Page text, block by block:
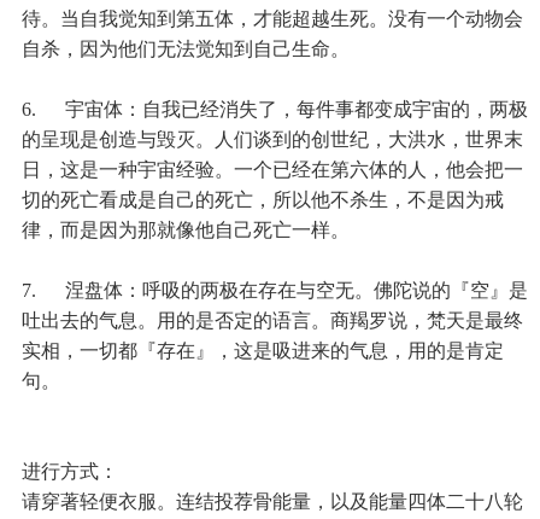
待。当自我觉知到第五体，才能超越生死。没有一个动物会
自杀，因为他们无法觉知到自己生命。
6. 宇宙体：自我已经消失了，每件事都变成宇宙的，两极
的呈现是创造与毁灭。人们谈到的创世纪，大洪水，世界末
日，这是一种宇宙经验。一个已经在第六体的人，他会把一
切的死亡看成是自己的死亡，所以他不杀生，不是因为戒
律，而是因为那就像他自己死亡一样。
7. 涅盘体：呼吸的两极在存在与空无。佛陀说的『空』是
吐出去的气息。用的是否定的语言。商羯罗说，梵天是最终
实相，一切都『存在』，这是吸进来的气息，用的是肯定
句。
进行方式：
请穿著轻便衣服。连结投荐骨能量，以及能量四体二十八轮